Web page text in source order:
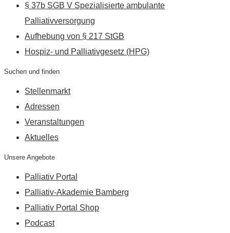
§ 37b SGB V Spezialisierte ambulante
Palliativversorgung
Aufhebung von § 217 StGB
Hospiz- und Palliativgesetz (HPG)
Suchen und finden
Stellenmarkt
Adressen
Veranstaltungen
Aktuelles
Unsere Angebote
Palliativ Portal
Palliativ-Akademie Bamberg
Palliativ Portal Shop
Podcast